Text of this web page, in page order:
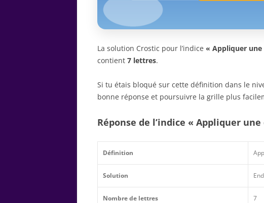
La solution Crostic pour l’indice « Appliquer une
contient 7 lettres.
Si tu étais bloqué sur cette définition dans le
bonne réponse et poursuivre la grille plus
Réponse de l’indice « Appliquer une
Définition
Solution
Nombre de lettres 7